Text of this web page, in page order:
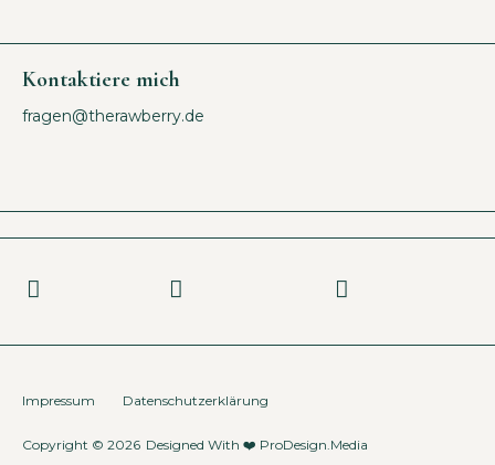
Kontaktiere mich
fragen@therawberry.de
Copyright © 2026 Designed With ❤️ ProDesign.Media
Impressum Datenschutzerklärung